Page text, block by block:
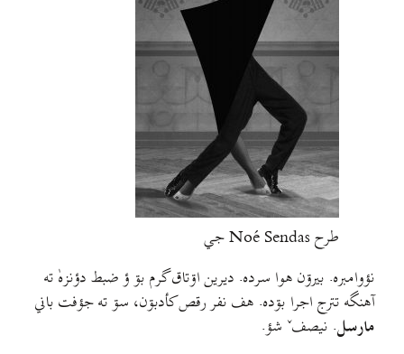
طرح Noé Sendas جي
نؤوامبره. بيرۊن هوا سرده. ديرين اۊتاق گرم بۊ ؤ ضبط دؤنزهٰ ته
آهنگه تترج اجرا بۊده. هف نفر رقص کأدبۊن، سۊ ته جؤفت باني
مارسل. نيصفˇ شؤ.